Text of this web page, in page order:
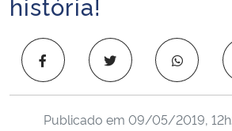
Ministério da Cidadania
Ministério da Saúde
Ministério de Minas e Energia
Publicado em 09/05/2019,